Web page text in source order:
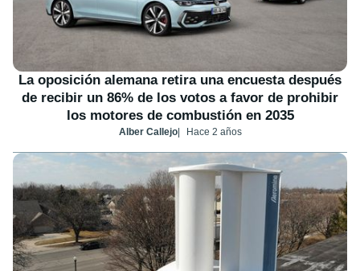
La oposición alemana retira una encuesta después
de recibir un 86% de los votos a favor de prohibir
los motores de combustión en 2035
Alber Callejo Hace 2 años